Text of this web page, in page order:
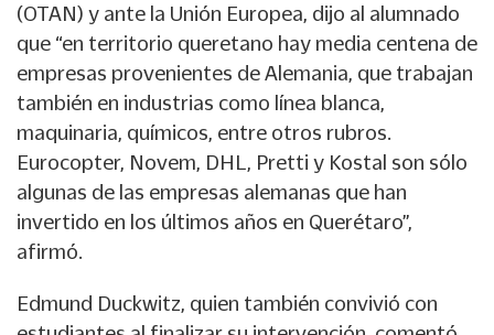
(OTAN) y ante la Unión Europea, dijo al alumnado
que “en territorio queretano hay media centena de
empresas provenientes de Alemania, que trabajan
también en industrias como línea blanca,
maquinaria, químicos, entre otros rubros.
Eurocopter, Novem, DHL, Pretti y Kostal son sólo
algunas de las empresas alemanas que han
invertido en los últimos años en Querétaro”,
afirmó.
Edmund Duckwitz, quien también convivió con